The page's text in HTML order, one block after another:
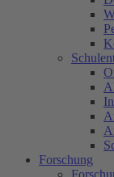
Forschung